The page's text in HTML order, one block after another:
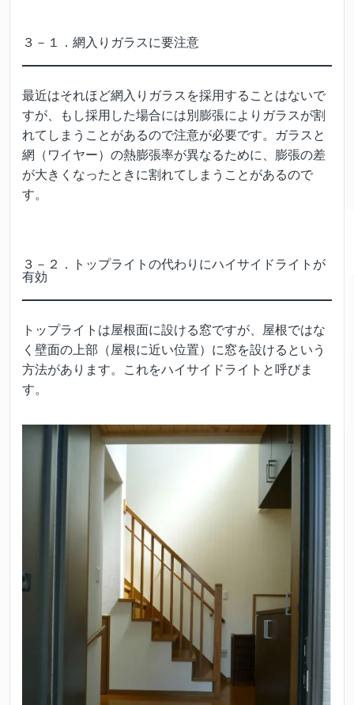
３－１．網入りガラスに要注意
最近はそれほど網入りガラスを採用することはないで
すが、もし採用した場合には別膨張によりガラスが割
れてしまうことがあるので注意が必要です。ガラスと
網（ワイヤー）の熱膨張率が異なるために、膨張の差
が大きくなったときに割れてしまうことがあるので
す。
３－２．トップライトの代わりにハイサイドライトが
有効
トップライトは屋根面に設ける窓ですが、屋根ではな
く壁面の上部（屋根に近い位置）に窓を設けるという
方法があります。これをハイサイドライトと呼びま
す。